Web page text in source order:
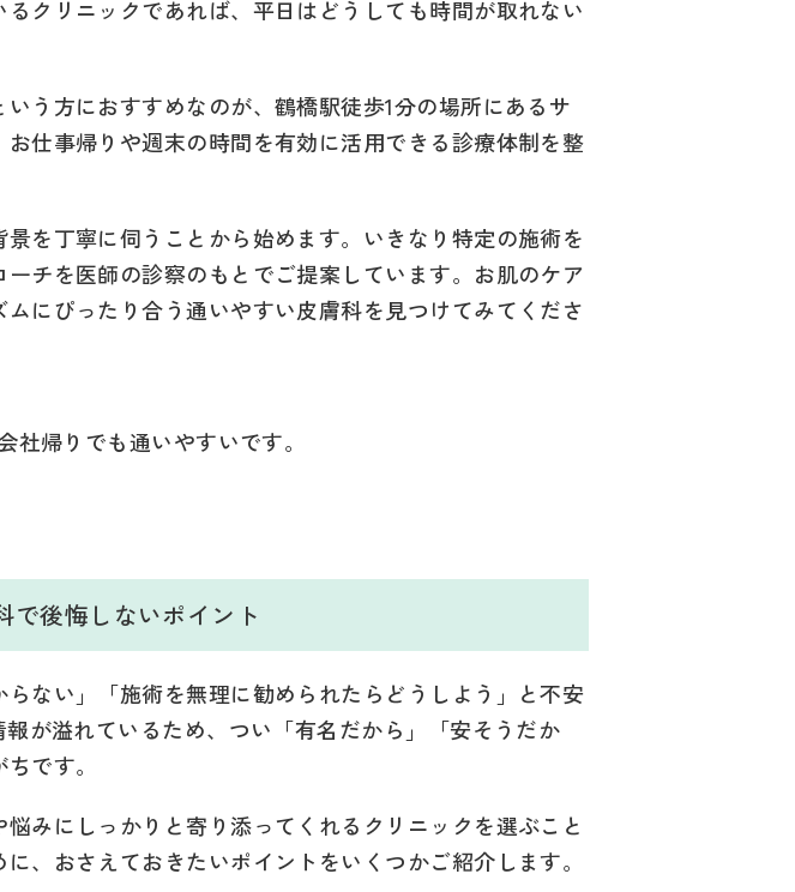
クリニックであれば、平日はどうしても時間が取れない
う方におすすめなのが、鶴橋駅徒歩1分の場所にあるサ
仕事帰りや週末の時間を有効に活用できる診療体制を整
を丁寧に伺うことから始めます。いきなり特定の施術を
チを医師の診察のもとでご提案しています。お肌のケア
にぴったり合う通いやすい皮膚科を見つけてみてくださ
帰りでも通いやすいです。
で後悔しないポイント
ない」「施術を無理に勧められたらどうしよう」と不安
が溢れているため、つい「有名だから」「安そうだか
です。
みにしっかりと寄り添ってくれるクリニックを選ぶこと
、おさえておきたいポイントをいくつかご紹介します。